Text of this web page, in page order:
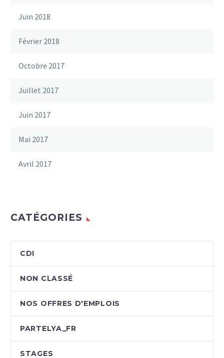
Juin 2018
Février 2018
Octobre 2017
Juillet 2017
Juin 2017
Mai 2017
Avril 2017
CATÉGORIES
CDI
NON CLASSÉ
NOS OFFRES D'EMPLOIS
PARTELYA_FR
STAGES